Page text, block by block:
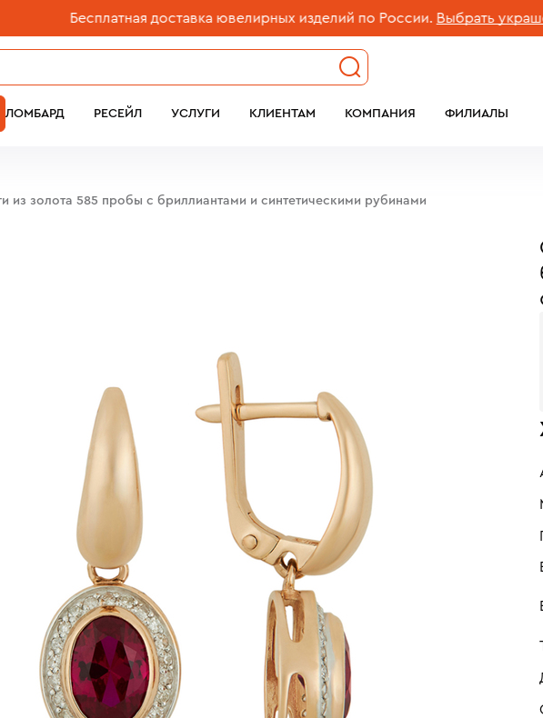
Бесплатная доставка ювелирных изделий по России. Выбрать украшение
ЛОМБАРД РЕСЕЙЛ УСЛУГИ КЛИЕНТАМ КОМПАНИЯ ФИЛИАЛЫ
из золота 585 пробы с бриллиантами и синтетическими рубинами